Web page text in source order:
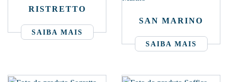
RISTRETTO
SAIBA MAIS
SAN MARINO
SAIBA MAIS